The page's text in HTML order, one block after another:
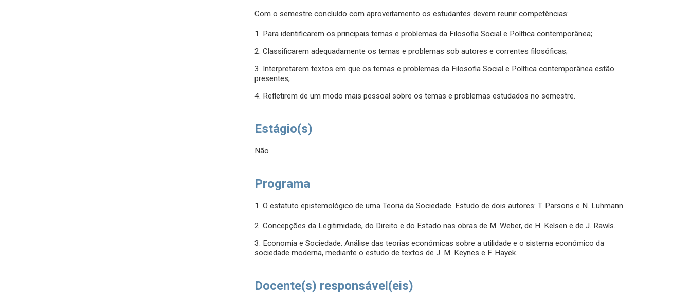
Com o semestre concluído com aproveitamento os estudantes devem reunir competências:
1. Para identificarem os principais temas e problemas da Filosofia Social e Política contemporânea;
2. Classificarem adequadamente os temas e problemas sob autores e correntes filosóficas;
3. Interpretarem textos em que os temas e problemas da Filosofia Social e Política contemporânea estão
presentes;
4. Refletirem de um modo mais pessoal sobre os temas e problemas estudados no semestre.
Estágio(s)
Não
Programa
1. O estatuto epistemológico de uma Teoria da Sociedade. Estudo de dois autores: T. Parsons e N. Luhmann.
2. Concepções da Legitimidade, do Direito e do Estado nas obras de M. Weber, de H. Kelsen e de J. Rawls.
3. Economia e Sociedade. Análise das teorias económicas sobre a utilidade e o sistema económico da
sociedade moderna, mediante o estudo de textos de J. M. Keynes e F. Hayek.
Docente(s) responsável(eis)